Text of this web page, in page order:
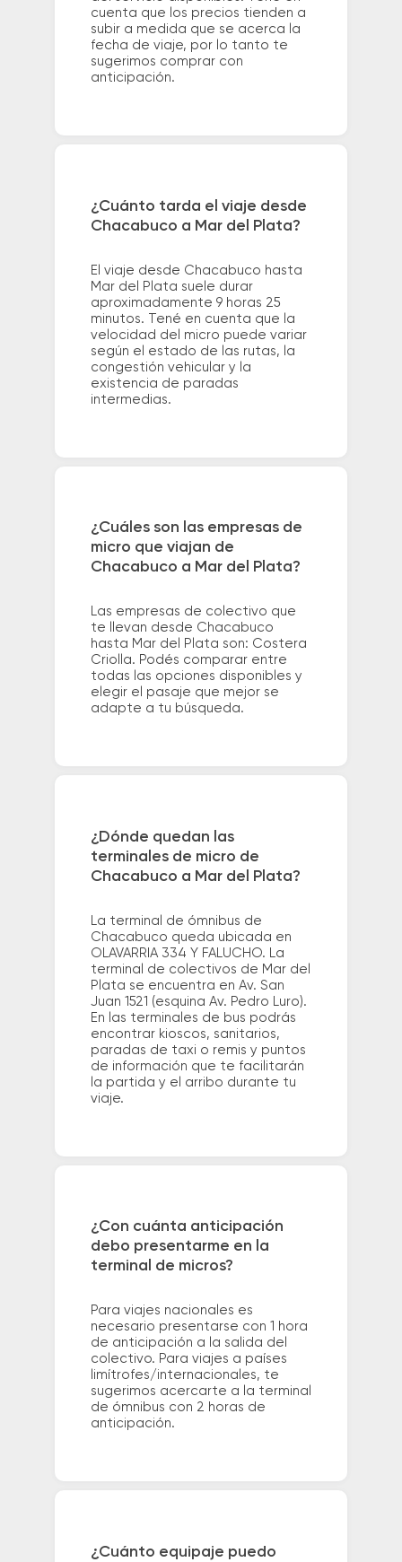
cuenta que los precios tienden a
subir a medida que se acerca la
fecha de viaje, por lo tanto te
sugerimos comprar con
anticipación.
¿Cuánto tarda el viaje desde
Chacabuco a Mar del Plata?
El viaje desde Chacabuco hasta
Mar del Plata suele durar
aproximadamente 9 horas 25
minutos. Tené en cuenta que la
velocidad del micro puede variar
según el estado de las rutas, la
congestión vehicular y la
existencia de paradas
intermedias.
¿Cuáles son las empresas de
micro que viajan de
Chacabuco a Mar del Plata?
Las empresas de colectivo que
te llevan desde Chacabuco
hasta Mar del Plata son: Costera
Criolla. Podés comparar entre
todas las opciones disponibles y
elegir el pasaje que mejor se
adapte a tu búsqueda.
¿Dónde quedan las
terminales de micro de
Chacabuco a Mar del Plata?
La terminal de ómnibus de
Chacabuco queda ubicada en
OLAVARRIA 334 Y FALUCHO. La
terminal de colectivos de Mar del
Plata se encuentra en Av. San
Juan 1521 (esquina Av. Pedro Luro).
En las terminales de bus podrás
encontrar kioscos, sanitarios,
paradas de taxi o remis y puntos
de información que te facilitarán
la partida y el arribo durante tu
viaje.
¿Con cuánta anticipación
debo presentarme en la
terminal de micros?
Para viajes nacionales es
necesario presentarse con 1 hora
de anticipación a la salida del
colectivo. Para viajes a países
limítrofes/internacionales, te
sugerimos acercarte a la terminal
de ómnibus con 2 horas de
anticipación.
¿Cuánto equipaje puedo